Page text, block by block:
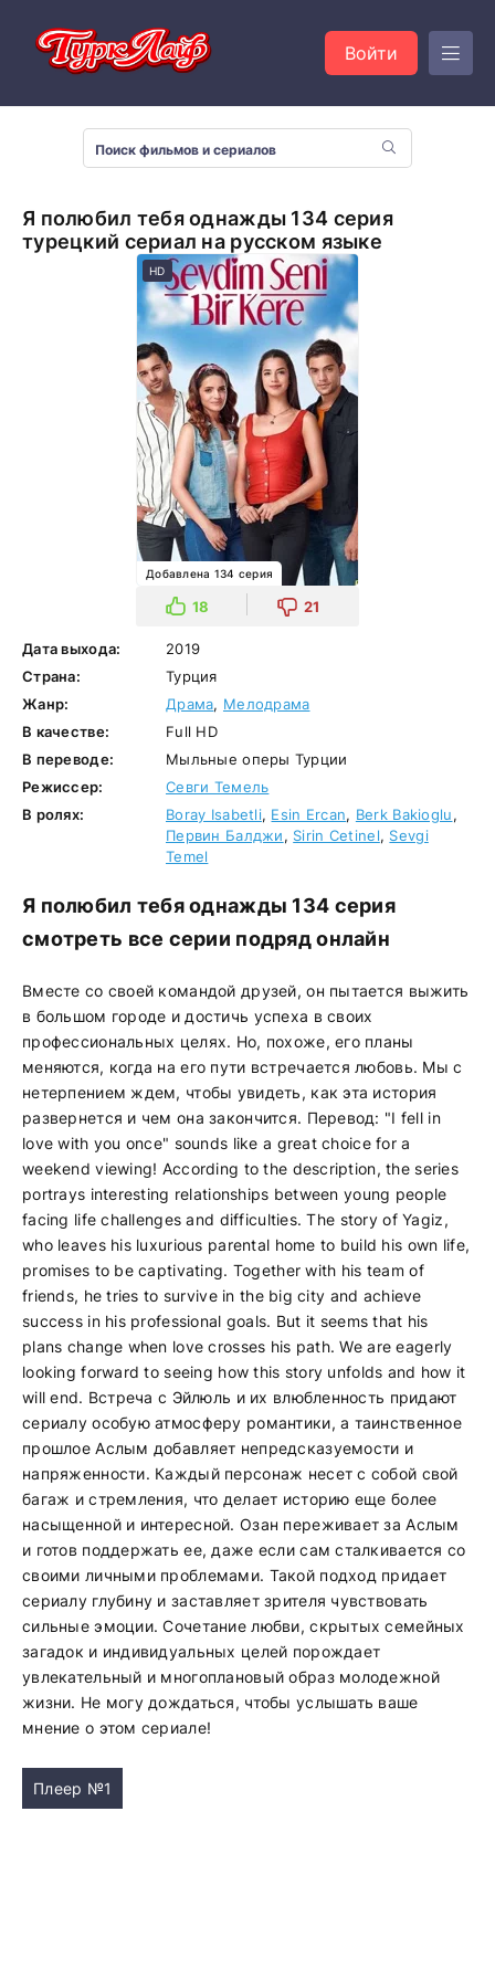
Войти
Я полюбил тебя однажды 134 серия
турецкий сериал на русском языке
HD
Добавлена 134 серия
18 21
Дата выхода:
2019
Страна:
Турция
Жанр:
Драма, Мелодрама
В качестве:
Full HD
В переводе:
Мыльные оперы Турции
Режиссер:
Севги Темель
В ролях:
Boray Isabetli, Esin Ercan, Berk Bakioglu,
Первин Балджи, Sirin Cetinel, Sevgi
Temel
Я полюбил тебя однажды 134 серия
смотреть все серии подряд онлайн
Вместе со своей командой друзей, он пытается выжить
в большом городе и достичь успеха в своих
профессиональных целях. Но, похоже, его планы
меняются, когда на его пути встречается любовь. Мы с
нетерпением ждем, чтобы увидеть, как эта история
развернется и чем она закончится. Перевод: "I fell in
love with you once" sounds like a great choice for a
weekend viewing! According to the description, the series
portrays interesting relationships between young people
facing life challenges and difficulties. The story of Yagiz,
who leaves his luxurious parental home to build his own life,
promises to be captivating. Together with his team of
friends, he tries to survive in the big city and achieve
success in his professional goals. But it seems that his
plans change when love crosses his path. We are eagerly
looking forward to seeing how this story unfolds and how it
will end. Встреча с Эйлюль и их влюбленность придают
сериалу особую атмосферу романтики, а таинственное
прошлое Аслым добавляет непредсказуемости и
напряженности. Каждый персонаж несет с собой свой
багаж и стремления, что делает историю еще более
насыщенной и интересной. Озан переживает за Аслым
и готов поддержать ее, даже если сам сталкивается со
своими личными проблемами. Такой подход придает
сериалу глубину и заставляет зрителя чувствовать
сильные эмоции. Сочетание любви, скрытых семейных
загадок и индивидуальных целей порождает
увлекательный и многоплановый образ молодежной
жизни. Не могу дождаться, чтобы услышать ваше
мнение о этом сериале!
Плеер №1